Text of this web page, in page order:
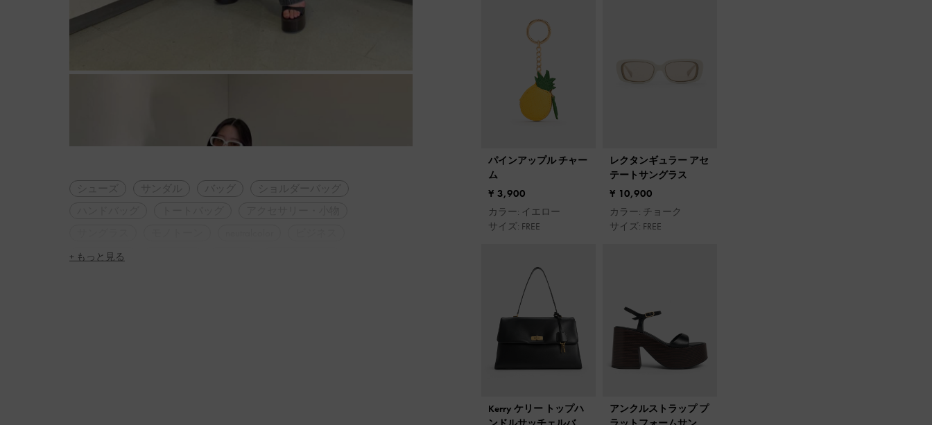
シューズ
カジュアル
+ もっと見る
パインアップル チャー
ム
¥ 3,900
カラー: イエロー
サイズ: FREE
レクタンギュラー アセ
テートサングラス
¥ 10,900
カラー: チョーク
サイズ: FREE
Kerry ケリー トップハ
アンクルストラップ プ